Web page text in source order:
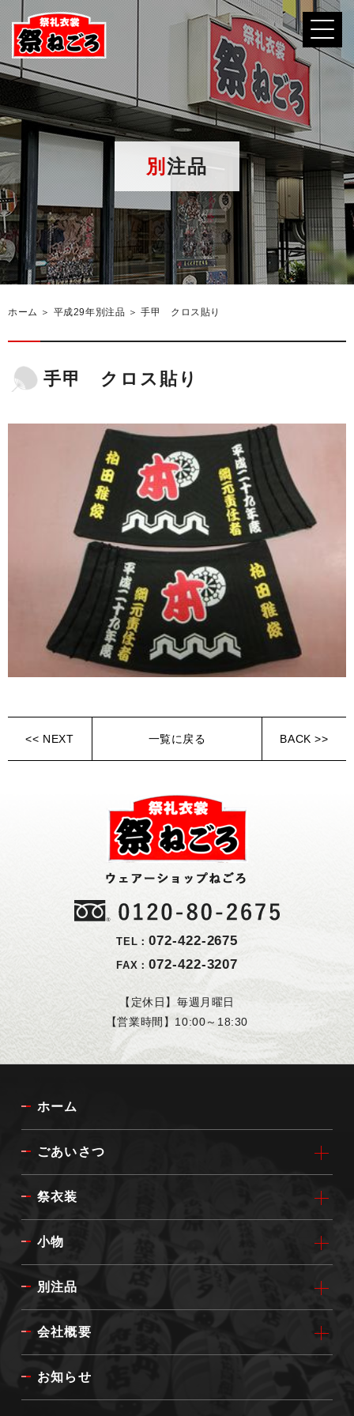
別注品
ホーム ＞ 平成29年別注品 ＞ 手甲 クロス貼り
手甲 クロス貼り
<< NEXT 一覧に戻る BACK >>
TEL：072-422-2675
FAX：072-422-3207
【定休日】毎週月曜日
【営業時間】10:00～18:30
ホーム
ごあいさつ
祭衣装
小物
別注品
会社概要
お知らせ